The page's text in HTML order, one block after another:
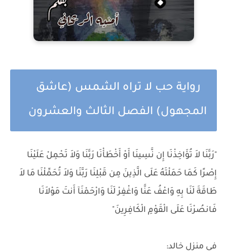
رواية حب لا تراه الشمس (عاشق
المجهول) الفصل الثالث والعشرون
"رَبَّنَا لاَ تُؤَاخِذْنَا إِن نَّسِينَا أَوْ أَخْطَأْنَا رَبَّنَا وَلاَ تَحْمِلْ عَلَيْنَا
إِصْرًا كَمَا حَمَلْتَهُ عَلَى الَّذِينَ مِن قَبْلِنَا رَبَّنَا وَلاَ تُحَمِّلْنَا مَا لاَ
طَاقَةَ لَنَا بِهِ وَاعْفُ عَنَّا وَاغْفِرْ لَنَا وَارْحَمْنَآ أَنتَ مَوْلاَنَا
فَانصُرْنَا عَلَى الْقَوْمِ الْكَافِرِينَ"
فى منزل خالد: